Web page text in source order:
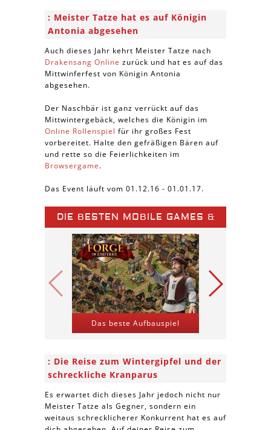
Meister Tatze hat es auf Königin
Antonia abgesehen
Auch dieses Jahr kehrt Meister Tatze nach
Drakensang Online zurück und hat es auf das
Mittwinferfest von Königin Antonia
abgesehen.
Der Naschbär ist ganz verrückt auf das
Mittwintergebäck, welches die Königin im
Online Rollenspiel für ihr großes Fest
vorbereitet. Halte den gefräßigen Bären auf
und rette so die Feierlichkeiten im
Browsergame.
Das Event läuft vom 01.12.16 - 01.01.17.
DIE BESTEN MOBILE GAMES &
SPIELE APPS
Das beste Aufbauspiel
Die Reise zum Wintergipfel und der
schreckliche Kranparus
Es erwartet dich dieses Jahr jedoch nicht nur
Meister Tatze als Gegner, sondern ein
weitaus schrecklicherer Konkurrent hat es auf